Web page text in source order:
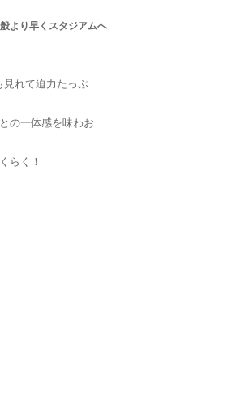
より早くスタジアムへ
見れて迫力たっぷ
の一体感を味わお
らく！